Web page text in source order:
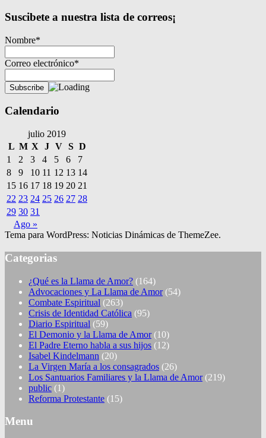
Suscibete a nuestra lista de correos¡
Nombre*
Correo electrónico*
Calendario
julio 2019
L M X J V S D
1
2 3 4 5 6
7
8
9 10 11 12 13 14
15 16 17 18 19 20 21
22 23 24 25 26 27 28
29 30 31
Ago »
Tema para WordPress: Noticias Dinámicas de ThemeZee.
Categorias
¿Qué es la Llama de Amor? (164)
Advocaciones y La Llama de Amor(54)
Combate Espiritual (263)
Crisis de Identidad Católica (95)
Diario Espiritual (59)
El Demonio y la Llama de Amor(10)
El Padre Eterno habla a sus hijos (12)
Isabel Kindelmann (20)
La Virgen María a los consagrados (26)
Los Santuarios Familiares y la Llama de Amor(219)
public (1)
Reforma Protestante (15)
Menu